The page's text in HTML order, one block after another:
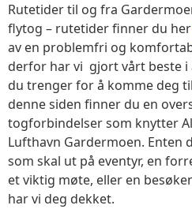
Rutetider til og fra
flytog – rutetider finner du
av en problemfri og
derfor har vi gjort vårt beste i
du trenger for å komme deg
denne siden finner du en
togforbindelser som knytter
Lufthavn Gardermoen. Enten
som skal ut på eventyr, en
et viktig møte, eller en
har vi deg dekket.